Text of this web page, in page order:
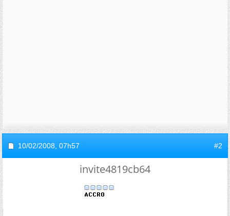
10/02/2008, 07h57 #2
invite4819cb64